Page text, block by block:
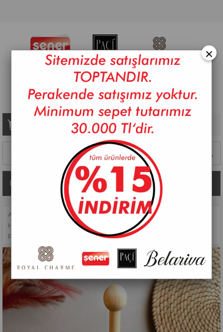
Sepetim 0 Ürün
ANASAYFA MUTFAK AKSESUARLARI >
HAZIRLIK GEREÇLERI
>
PAÇİ-BAMBU PAPATYA KAĞIT HAVLULUK
×